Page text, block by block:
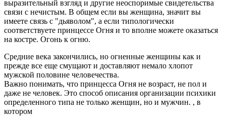
выразительный взгляд и другие неоспоримые свидетельства
связи с нечистым. В общем если вы женщина, значит вы
имеете связь с "дьяволом", а если типологически
соответствуете принцессе Огня и то вполне можете оказаться
на костре. Огонь к огню.
Средние века закончились, но огненные женщины как и
прежде все еще смущают и доставляют немало хлопот
мужской половине человечества.
Важно понимать, что принцесса Огня не возраст, не пол и
даже не человек. Это способ описания организации психики
определенного типа не только женщин, но и мужчин. , в
котором